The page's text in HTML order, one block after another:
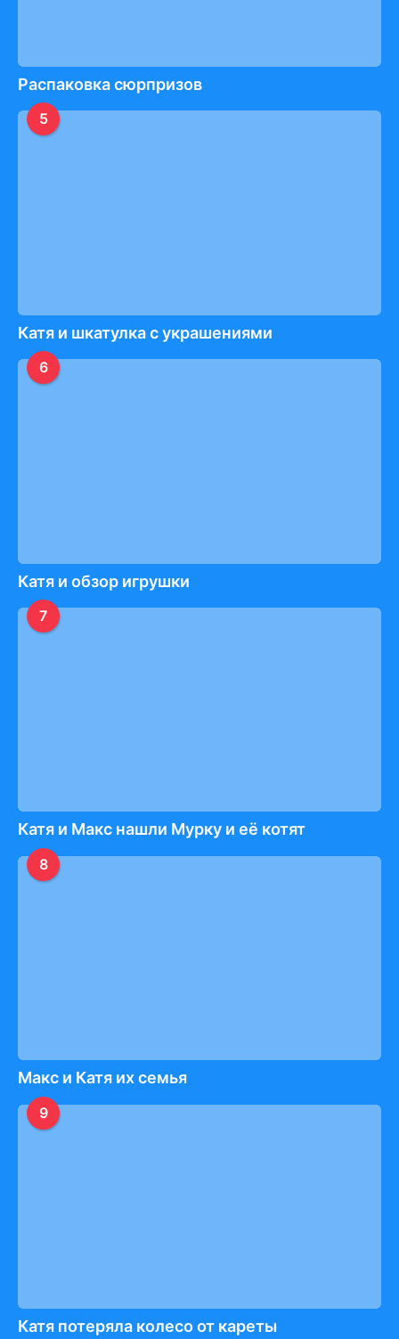
Распаковка сюрпризов
5
Катя и шкатулка с украшениями
6
Катя и обзор игрушки
7
Катя и Макс нашли Мурку и её котят
8
Макс и Катя их семья
9
Катя потеряла колесо от кареты